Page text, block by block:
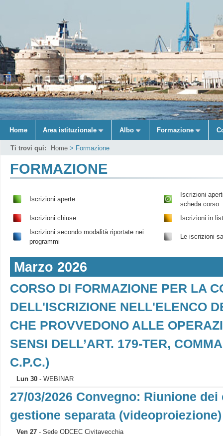
Home Area istituzionale Albo Formazione
Ti trovi qui: Home > Formazione
FORMAZIONE
Iscrizioni aperte
Iscrizioni
scheda corso
Iscrizioni chiuse
Iscrizioni in
Iscrizioni secondo modalità riportate nei
programmi
Le iscrizioni
Marzo 2026
CORSO DI FORMAZIONE PER LA
DELL'ISCRIZIONE NELL'ELENCO
CHE PROVVEDONO ALLE
SENSI DELL’ART. 179-TER,
C.P.C.)
Lun 30- WEBINAR
27/03/2026 Convegno: Riunione
gestione separata (videoproiezione)
Ven 27- Sede ODCEC Civitavecchia